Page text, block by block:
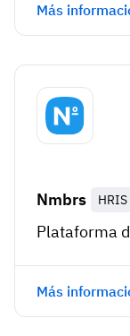
Más
Nmbrs HRIS
Plataforma
Más